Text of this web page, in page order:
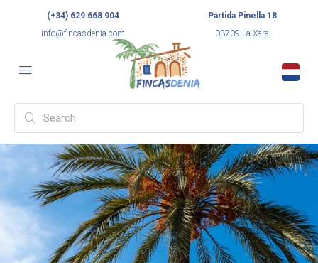
(+34) 629 668 904
info@fincasdenia.com
Partida Pinella 18
03709 La Xara